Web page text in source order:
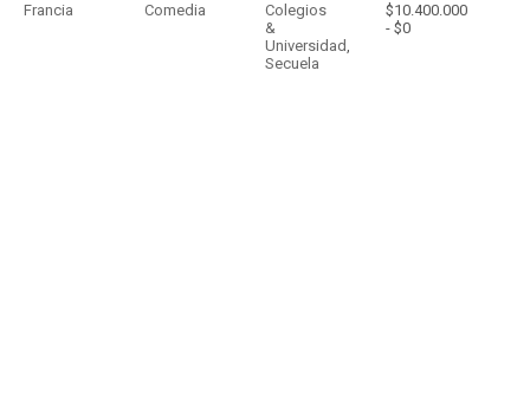
Francia Comedia
Colegios
&
Universidad,
Secuela
$10.400.000
- $0